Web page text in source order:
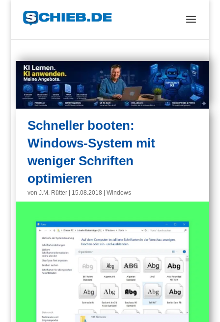
Schneller booten:
Windows-System mit
weniger Schriften
optimieren
vonJ.M. Rütter 15.08.2018 |Windows